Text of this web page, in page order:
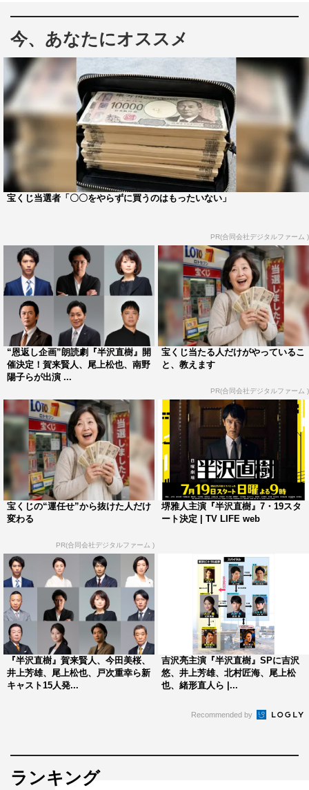
するという“舞台演出”が重なった、オリジナルストーリー
の特別企画だ。
9月12日に東京・新国立劇場で行われた14時公演では、南
野陽子（平山美幸役）×土田英夫（平山一正役）の「黒い
二人の日記帳」、尾上松也（瀬名陽介役）×山崎銀之丞
（広重多加夫役）の「繰り返される時…」を上演。さらに
ゲストに伊集院光を加え、南野、土田、尾上、山崎の5人
のトークショーが行われた。
た平山夫妻が街の定食店で再会するというストーリーを朗
読。
「繰り返される時…」では、スパイラルのアドバイザーと
して尾上演じる瀬名社長を裏切り、半沢に悪事をばらされ
た山崎演じる太洋証券の広重が登場。太洋証券を辞職した
広重が再び瀬名社長と会うというストーリーを朗読した。
トークショーでは、観客から質問に答えていくことに。
「『半沢直樹』に登場するキャラクターで、やってみたい
役柄は？」という質問に、尾上は自身が演じた瀬名を選
択。歌舞伎俳優の先輩たちの顔芸が話題になっていること
から「もう一度最初から撮って何度かドアップで顔芸をや
りたい」と明かした。
朗読劇の感想を問われると、南野は「緊張しました。皆さ
思ってなかったので、何とかしようと思ったんですけど、
緊張でうまく大阪弁でせりふを言えなかったり…。やって
良かったと思います」と。
山崎は「こういう形で『半沢直樹』の世界を表現できると
いうことは、非常に面白かった。全然違うサブストーリー
がそれぞれにあって、それも楽しんでもらえたらうれし
い」とアピール。
土田は「作品の懐の深さだなと。これだけバラバラで、あ
客さんがいて生でやれたことは幸せだった」と語った。
今、あなたにオススメ
宝くじ当選者「〇〇をやらずに買うのはもったいない」
PR(合同会社デジタルファーム )
“恩返し企画”朗読劇『半沢直樹』開
催決定！賀来賢人、尾上松也、南野
陽子らが出演 ...
宝くじ当たる人だけがやっているこ
と、教えます
PR(合同会社デジタルファーム )
宝くじの“運任せ”から抜けた人だけ
変わる
PR(合同会社デジタルファーム )
堺雅人主演『半沢直樹』7・19スタ
ート決定 | TV LIFE web
『半沢直樹』賀来賢人、今田美桜、
井上芳雄、尾上松也、戸次重幸ら新
キャスト15人発...
吉沢亮主演『半沢直樹』SPに吉沢
悠、井上芳雄、北村匠海、尾上松
也、緒形直人ら |...
Recommended by
ランキング